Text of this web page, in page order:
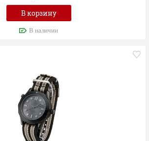
В корзину
В наличии